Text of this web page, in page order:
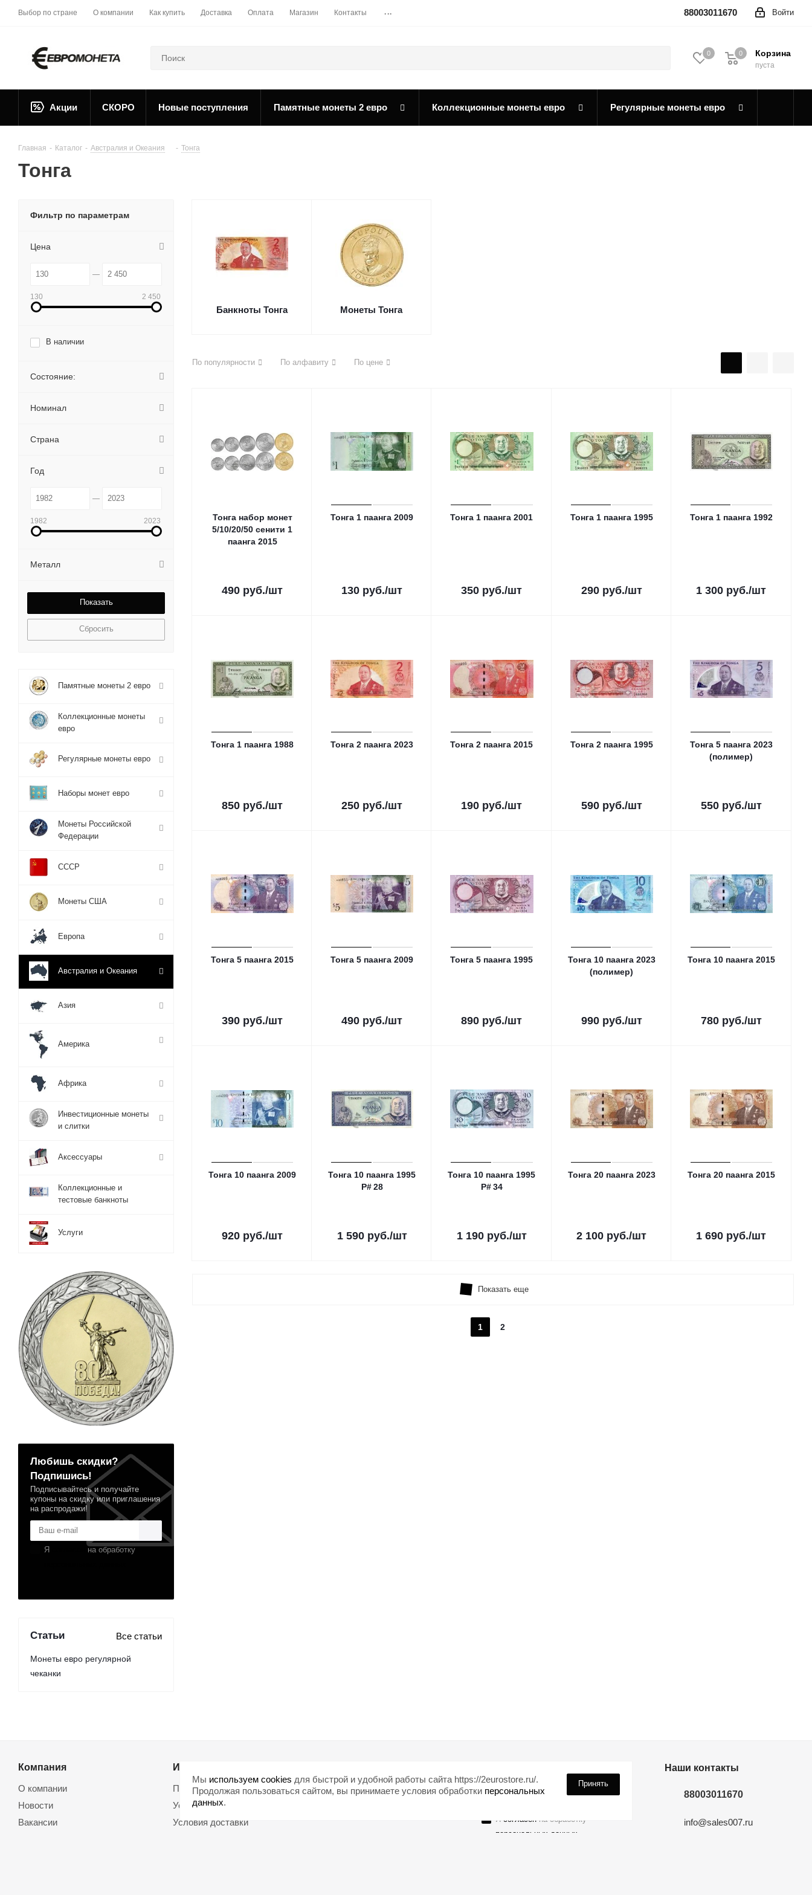
Выбор по стране О компании Как купить Доставка Оплата Магазин Контакты ... Войти
88003011670
0 Корзина
0
пуста
0
Акции СКОРО Новые поступления Памятные монеты 2 евро Коллекционные монеты евро Регулярные монеты евро
Главная - Каталог - Австралия и Океания - Тонга
Тонга
Банкноты Тонга Монеты Тонга
По популярности По алфавиту По цене
Тонга набор монет
5/10/20/50 сенити 1
паанга 2015
490 руб./шт
Тонга 1 паанга 2009
130 руб./шт
Тонга 1 паанга 2001
350 руб./шт
Тонга 1 паанга 1995
290руб./шт
Тонга 1 паанга 1992
1 300 руб./шт
Тонга 1 паанга 1988
850 руб./шт
Тонга 2 паанга 2023
250 руб./шт
Тонга 2 паанга 2015
190 руб./шт
Тонга 2 паанга 1995
590руб./шт
Тонга 5 паанга 2023
(полимер)
550руб./шт
Тонга 5 паанга 2015
390 руб./шт
Тонга 5 паанга 2009
490 руб./шт
Тонга 5 паанга 1995
890 руб./шт
Тонга 10 паанга 2023
(полимер)
990руб./шт
Тонга 10 паанга 2015
780руб./шт
Тонга 10 паанга 2009
920 руб./шт
Тонга 10 паанга 1995
P# 28
1 590руб./шт
Тонга 10 паанга 1995
P# 34
1 190руб./шт
Тонга 20 паанга 2023
2 100 руб./шт
Тонга 20 паанга 2015
1 690 руб./шт
Показать еще
1 2
Фильтр по параметрам
Цена
130 2 450
В наличии
Состояние:
Номинал
Страна
Год
1982 2023
Металл
Сбросить
Памятные монеты 2 евро
Коллекционные монеты
евро
Регулярные монеты евро
Наборы монет евро
Монеты Российской
Федерации
СССР
Монеты США
Европа
Австралия и Океания
Азия
Америка
Африка
Инвестиционные монеты
и слитки
Аксессуары
Коллекционные и
тестовые банкноты
Услуги
Любишь скидки?
Подпишись!
Подписывайтесь и получайте
купоны на скидку или приглашения
на распродажи!
Я
на обработку
Статьи Все статьи
Монеты евро регулярной
чеканки
Компания
О компании
Новости
Вакансии
Информация
Помощь
Условия оплаты
Условия доставки
Блог
Я согласенна обработку
персональных данных
Наши контакты
88003011670
info@sales007.ru
Мы используем cookies для быстрой и удобной работы сайта https://2eurostore.ru/.
Продолжая пользоваться сайтом, вы принимаете условия обработки персональных
данных.
Принять